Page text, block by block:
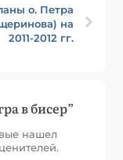
о. Петра
на
2011-2012 гг.
в бисер”
нашел